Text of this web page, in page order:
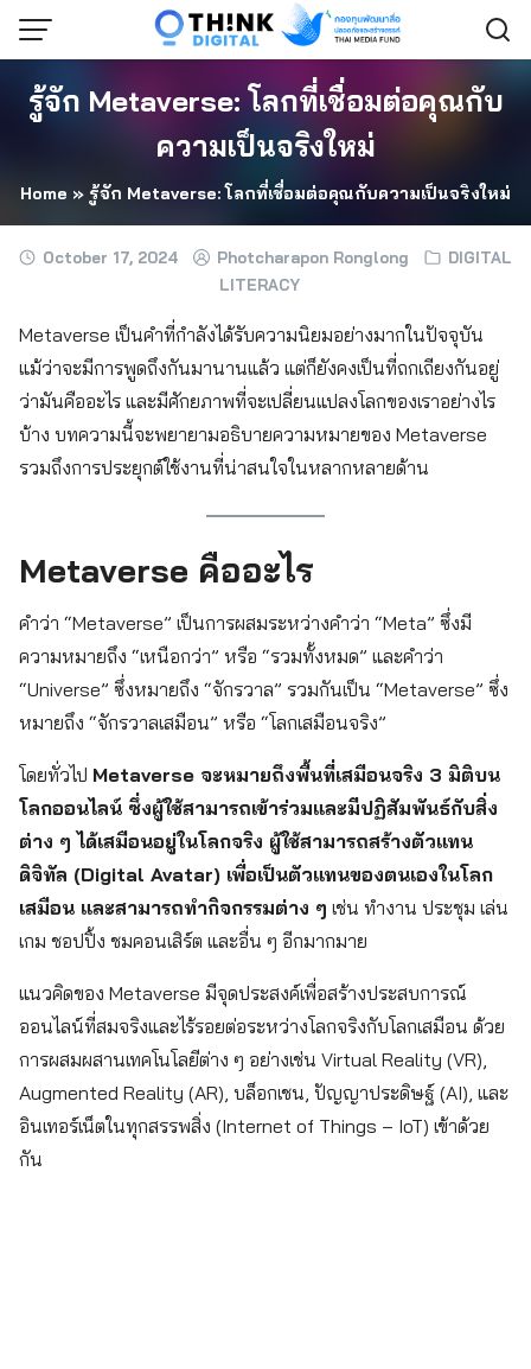
Skip
รู้จัก Metaverse: โลกที่เชื่อมต่อคุณกับ
ความเป็นจริงใหม่
Home » รู้จัก Metaverse: โลกที่เชื่อมต่อคุณกับความเป็นจริงใหม่
October 17, 2024 Photcharapon Ronglong
DIGITAL
LITERACY
Metaverse เป็นคำที่กำลังได้รับความนิยมอย่างมากในปัจจุบัน
แม้ว่าจะมีการพูดถึงกันมานานแล้ว แต่ก็ยังคงเป็นที่ถกเถียงกันอยู่
ว่ามันคืออะไร และมีศักยภาพที่จะเปลี่ยนแปลงโลกของเราอย่างไร
บ้าง บทความนี้จะพยายามอธิบายความหมายของ Metaverse
รวมถึงการประยุกต์ใช้งานที่น่าสนใจในหลากหลายด้าน
Metaverse คืออะไร
คำว่า “Metaverse” เป็นการผสมระหว่างคำว่า “Meta” ซึ่งมี
ความหมายถึง “เหนือกว่า” หรือ “รวมทั้งหมด” และคำว่า
“Universe” ซึ่งหมายถึง “จักรวาล” รวมกันเป็น “Metaverse” ซึ่ง
หมายถึง “จักรวาลเสมือน” หรือ “โลกเสมือนจริง”
โดยทั่วไป Metaverse จะหมายถึงพื้นที่เสมือนจริง 3 มิติบน
โลกออนไลน์ ซึ่งผู้ใช้สามารถเข้าร่วมและมีปฏิสัมพันธ์กับสิ่ง
ต่าง ๆ ได้เสมือนอยู่ในโลกจริง ผู้ใช้สามารถสร้างตัวแทน
ดิจิทัล (Digital Avatar) เพื่อเป็นตัวแทนของตนเองในโลก
เสมือน และสามารถทำกิจกรรมต่าง ๆ เช่น ทำงาน ประชุม เล่น
เกม ชอปปิ้ง ชมคอนเสิร์ต และอื่น ๆ อีกมากมาย
แนวคิดของ Metaverse มีจุดประสงค์เพื่อสร้างประสบการณ์
ออนไลน์ที่สมจริงและไร้รอยต่อระหว่างโลกจริงกับโลกเสมือน ด้วย
การผสมผสานเทคโนโลยีต่าง ๆ อย่างเช่น Virtual Reality (VR),
Augmented Reality (AR), บล็อกเชน, ปัญญาประดิษฐ์ (AI), และ
อินเทอร์เน็ตในทุกสรรพสิ่ง (Internet of Things – IoT) เข้าด้วย
กัน